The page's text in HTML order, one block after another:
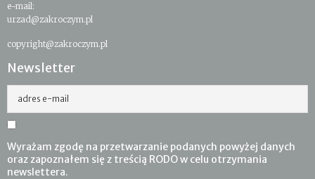
e-mail:
urzad@zakroczym.pl
copyright@zakroczym.pl
Newsletter
adres e-mail
Wyrażam zgodę na przetwarzanie podanych powyżej danych
oraz zapoznałem się z treścią RODO w celu otrzymania
newslettera.